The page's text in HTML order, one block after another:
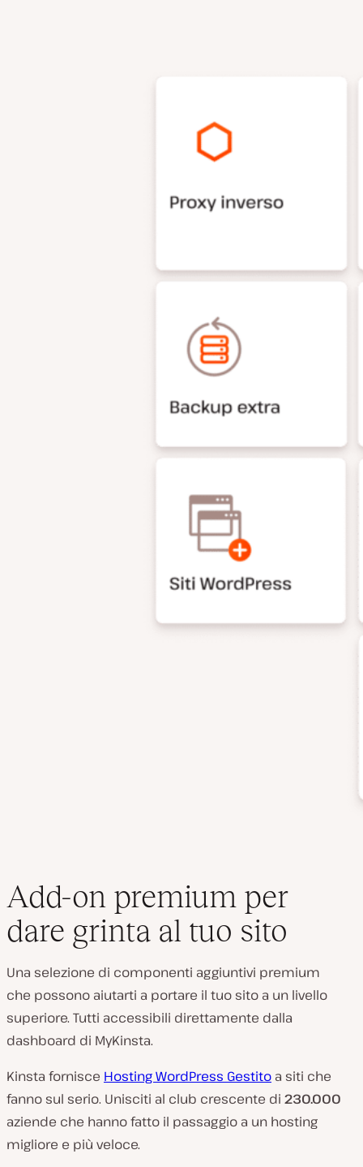
Add-on premium per
dare grinta al tuo sito
Una selezione di componenti aggiuntivi premium
che possono aiutarti a portare il tuo sito a un livello
superiore. Tutti accessibili direttamente dalla
dashboard di MyKinsta.
Kinsta fornisce Hosting WordPress Gestito a siti che
fanno sul serio. Unisciti al club crescente di 230.000
aziende che hanno fatto il passaggio a un hosting
migliore e più veloce.